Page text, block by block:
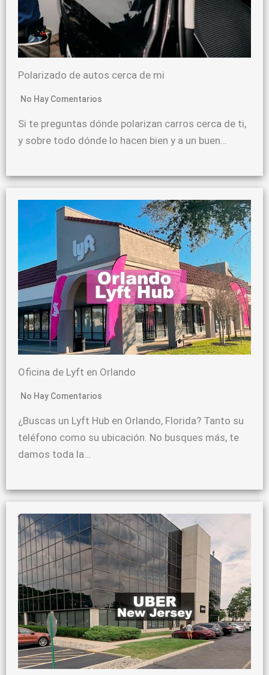
Polarizado de autos cerca de mi
No Hay Comentarios
Si te preguntas dónde polarizan carros cerca de ti,
y sobre todo dónde lo hacen bien y a un buen…
Oficina de Lyft en Orlando
No Hay Comentarios
¿Buscas un Lyft Hub en Orlando, Florida? Tanto su
teléfono como su ubicación. No busques más, te
damos toda la…